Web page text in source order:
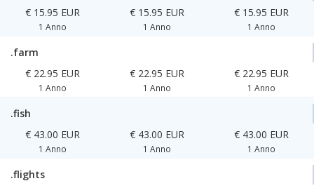
€ 15.95 EUR
1 Anno
€ 15.95 EUR
1 Anno
€ 15.95 EUR
1 Anno
.farm
€ 22.95 EUR
1 Anno
€ 22.95 EUR
1 Anno
€ 22.95 EUR
1 Anno
.fish
€ 43.00 EUR
1 Anno
€ 43.00 EUR
1 Anno
€ 43.00 EUR
1 Anno
.flights